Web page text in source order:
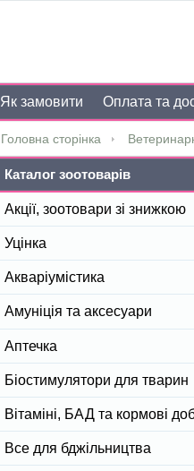
Як замовити Оплата та
Головна сторінка
Каталог зоотоварів
Акції, зоотовари зі знижкою
Уцінка
Акваріумістика
Амуніція та аксесуари
Аптечка
Біостимулятори для тварин
Вітаміні, БАД та кормові
Все для бджільництва